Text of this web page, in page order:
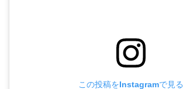
この投稿をInstagramで見る